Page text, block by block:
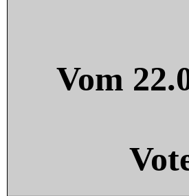
Vom